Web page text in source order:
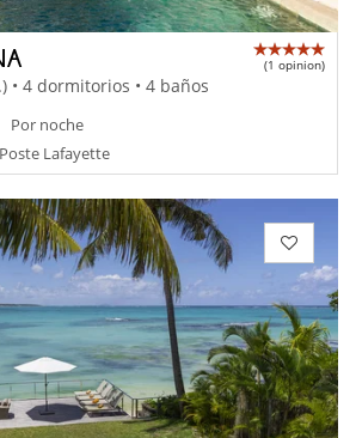
(1 opinion)
• 4 dormitorios • 4 baños
Por noche
Lafayette